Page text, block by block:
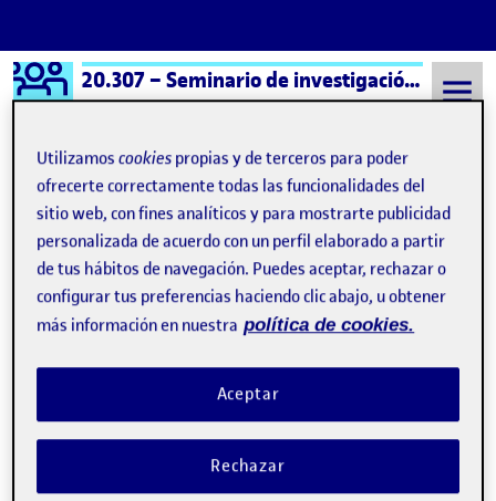
Saltar al contenido
Logo Ágora 20.307 – Seminario de investigación artística – Aula 1
Semestre 20251 - Aula 1 prácticas contextuales
prácticas contextuales
Publicado por
Carson Galan Elzinga
Fecha de publicación25 marzo, 2026 6:27 pm
comentario
Una declaración de guerra que sitúa el meme como un campo de
conflicto político y cultural. Propone una insurgencia visual en la
que pasamos del consumo pasivo hacia la interrogación y
transformación de las imágenes como acto de resistencia. …
Utilizamoscookies propias y de terceros para poder
ofrecerte correctamente todas las funcionalidades del
sitio web, con fines analíticos y para mostrarte publicidad
personalizada de acuerdo con un perfil elaborado a partir
de tus hábitos de navegación. Puedes aceptar, rechazar o
configurar tus preferencias haciendo clic abajo, u obtener
más información en nuestra política de cookies.
Rechazar
Aceptar